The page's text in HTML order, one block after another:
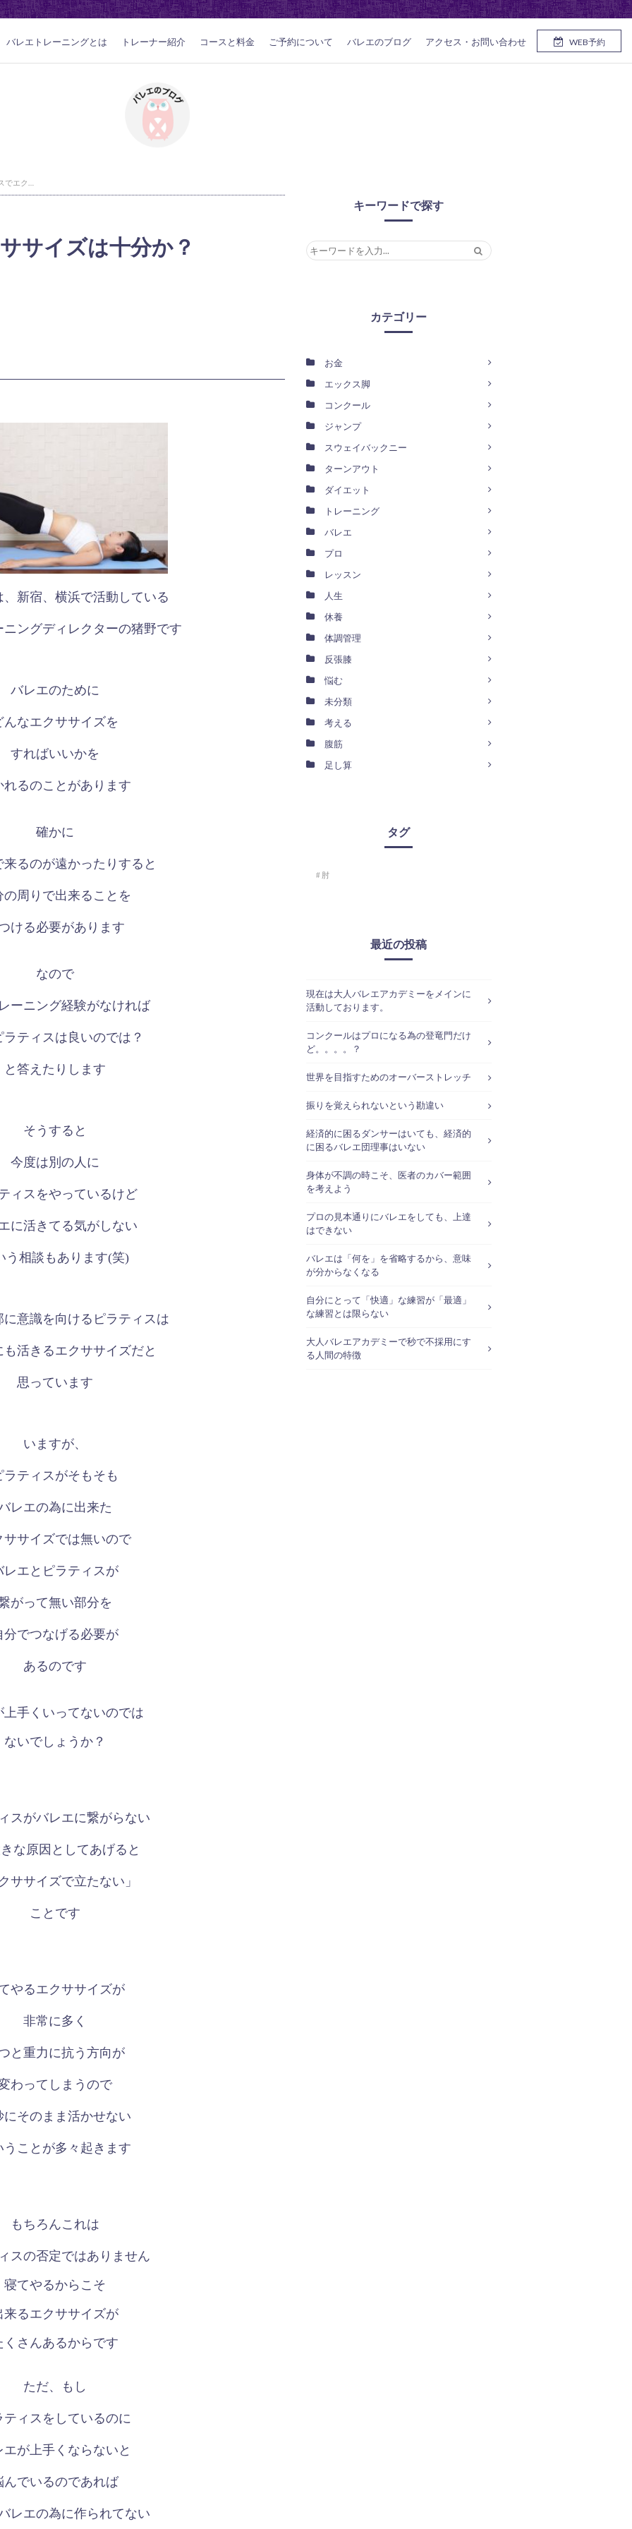
WEB予約
バレエトレーニングとは トレーナー紹介 コースと料金 ご予約について バレエのブログ アクセス・お問い合わせ
サイズは十分か？
、新宿、横浜で活動している
ニングディレクターの猪野です
バレエのために
んなエクササイズを
すればいいかを
れるのことがあります
確かに
来るのが遠かったりすると
の周りで出来ることを
ける必要があります
なので
ーニング経験がなければ
ラティスは良いのでは？
と答えたりします
そうすると
今度は別の人に
ィスをやっているけど
に活きてる気がしない
う相談もあります(笑)
に意識を向けるピラティスは
も活きるエクササイズだと
思っています
いますが、
ラティスがそもそも
レエの為に出来た
ササイズでは無いので
レエとピラティスが
がって無い部分を
分でつなげる必要が
あるのです
上手くいってないのでは
ないでしょうか？
スがバレエに繋がらない
な原因としてあげると
ササイズで立たない」
ことです
やるエクササイズが
非常に多く
と重力に抗う方向が
わってしまうので
にそのまま活かせない
うことが多々起きます
もちろんこれは
スの否定ではありません
寝てやるからこそ
来るエクササイズが
くさんあるからです
ただ、もし
ティスをしているのに
エが上手くならないと
んでいるのであれば
レエの為に作られてない
キーワードで探す
カテゴリー
お金
エックス脚
コンクール
ジャンプ
スウェイバックニー
ターンアウト
ダイエット
トレーニング
バレエ
プロ
レッスン
人生
休養
体調管理
反張膝
悩む
未分類
考える
腹筋
足し算
タグ
肘
最近の投稿
現在は大人バレエアカデミーをメインに
活動しております。
コンクールはプロになる為の登竜門だけ
ど。。。。？
世界を目指すためのオーバーストレッチ
振りを覚えられないという勘違い
経済的に困るダンサーはいても、経済的
に困るバレエ団理事はいない
身体が不調の時こそ、医者のカバー範囲
を考えよう
プロの見本通りにバレエをしても、上達
はできない
バレエは「何を」を省略するから、意味
が分からなくなる
自分にとって「快適」な練習が「最適」
な練習とは限らない
大人バレエアカデミーで秒で不採用にす
る人間の特徴